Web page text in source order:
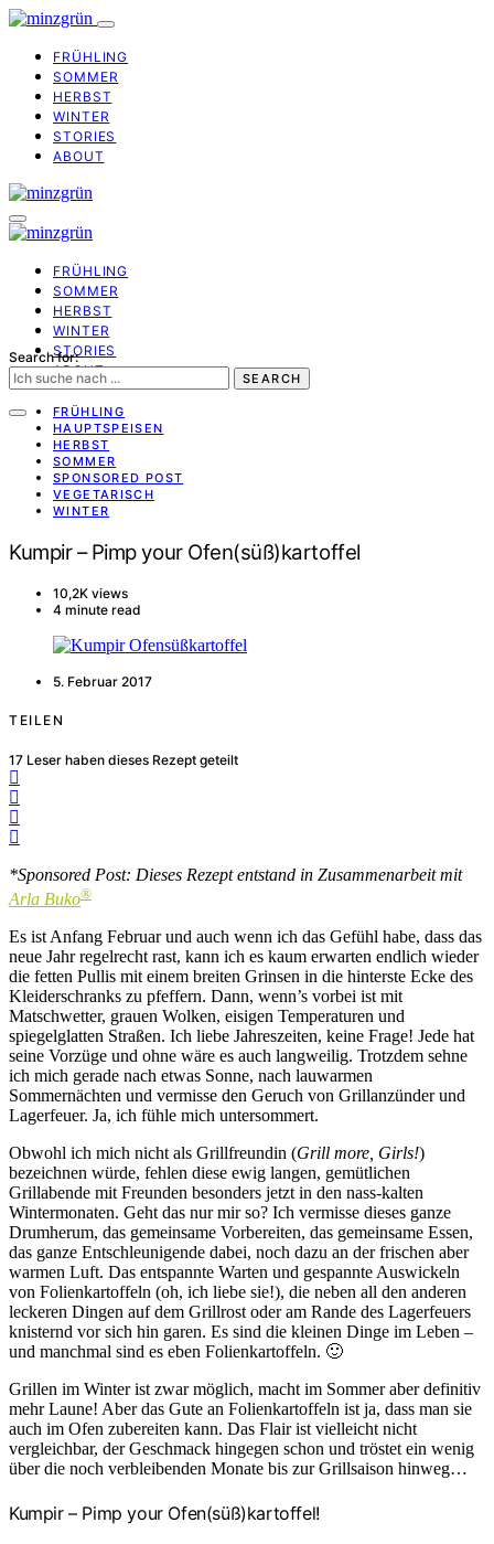
FRÜHLING
SOMMER
HERBST
WINTER
STORIES
ABOUT
FRÜHLING
SOMMER
HERBST
WINTER
STORIES
ABOUT
Search for:
SEARCH
FRÜHLING
HAUPTSPEISEN
HERBST
SOMMER
SPONSORED POST
VEGETARISCH
WINTER
Kumpir – Pimp your Ofen(süß)kartoffel
10,2K views
4 minute read
5. Februar 2017
TEILEN
17 Leser haben dieses Rezept geteilt
*Sponsored Post: Dieses Rezept entstand in Zusammenarbeit mit
Arla Buko®
Es ist Anfang Februar und auch wenn ich das Gefühl habe, dass das
neue Jahr regelrecht rast, kann ich es kaum erwarten endlich wieder
die fetten Pullis mit einem breiten Grinsen in die hinterste Ecke des
Kleiderschranks zu pfeffern. Dann, wenn’s vorbei ist mit
Matschwetter, grauen Wolken, eisigen Temperaturen und
spiegelglatten Straßen. Ich liebe Jahreszeiten, keine Frage! Jede hat
seine Vorzüge und ohne wäre es auch langweilig. Trotzdem sehne
ich mich gerade nach etwas Sonne, nach lauwarmen
Sommernächten und vermisse den Geruch von Grillanzünder und
Lagerfeuer. Ja, ich fühle mich untersommert.
Obwohl ich mich nicht als Grillfreundin (Grill more, Girls!)
bezeichnen würde, fehlen diese ewig langen, gemütlichen
Grillabende mit Freunden besonders jetzt in den nass-kalten
Wintermonaten. Geht das nur mir so? Ich vermisse dieses ganze
Drumherum, das gemeinsame Vorbereiten, das gemeinsame Essen,
das ganze Entschleunigende dabei, noch dazu an der frischen aber
warmen Luft. Das entspannte Warten und gespannte Auswickeln
von Folienkartoffeln (oh, ich liebe sie!), die neben all den anderen
leckeren Dingen auf dem Grillrost oder am Rande des Lagerfeuers
knisternd vor sich hin garen. Es sind die kleinen Dinge im Leben –
und manchmal sind es eben Folienkartoffeln. 🙂
Grillen im Winter ist zwar möglich, macht im Sommer aber definitiv
mehr Laune! Aber das Gute an Folienkartoffeln ist ja, dass man sie
auch im Ofen zubereiten kann. Das Flair ist vielleicht nicht
vergleichbar, der Geschmack hingegen schon und tröstet ein wenig
über die noch verbleibenden Monate bis zur Grillsaison hinweg…
Kumpir – Pimp your Ofen(süß)kartoffel!